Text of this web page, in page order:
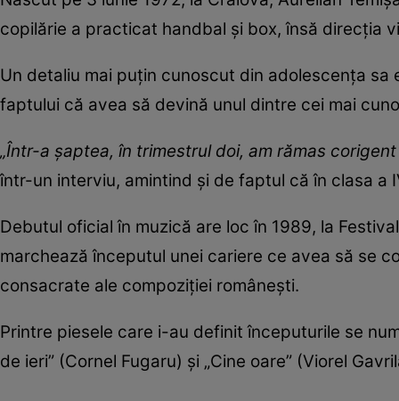
copilărie a practicat handbal și box, însă direcția
Un detaliu mai puțin cunoscut din adolescența
faptului că avea să devină unul dintre cei mai
„Într-a șaptea, în trimestrul doi, am rămas
într-un interviu, amintind și de faptul că în clasa a
Debutul oficial în muzică are loc în 1989, la
marchează începutul unei cariere ce avea să se
consacrate ale compoziției românești.
Printre piesele care i-au definit începuturile se
de ieri” (Cornel Fugaru) și „Cine oare” (Viorel